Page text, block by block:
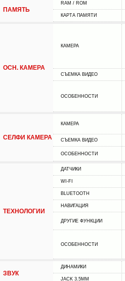
ПАМЯТЬ
RAM / ROM
КАРТА ПАМЯТИ
ОСН. КАМЕРА
КАМЕРА
СЪЕМКА ВИДЕО
ОСОБЕННОСТИ
СЕЛФИ КАМЕРА
КАМЕРА
СЪЕМКА ВИДЕО
ОСОБЕННОСТИ
ТЕХНОЛОГИИ
ДАТЧИКИ
WI-FI
BLUETOOTH
НАВИГАЦИЯ
ДРУГИЕ ФУНКЦИИ
ОСОБЕННОСТИ
ЗВУК
ДИНАМИКИ
JACK 3.5MM